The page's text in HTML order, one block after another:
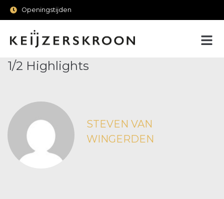
Openingstijden
1/2 Highlights
STEVEN VAN
WINGERDEN